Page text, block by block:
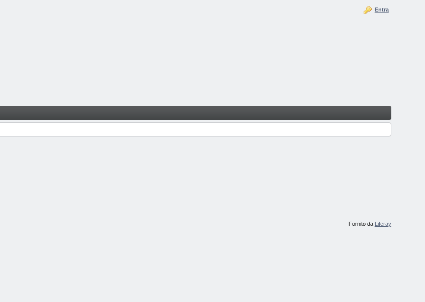
Entra
Fornito da Liferay